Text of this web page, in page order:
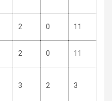
2 0 11
2 0 11
3 2 3